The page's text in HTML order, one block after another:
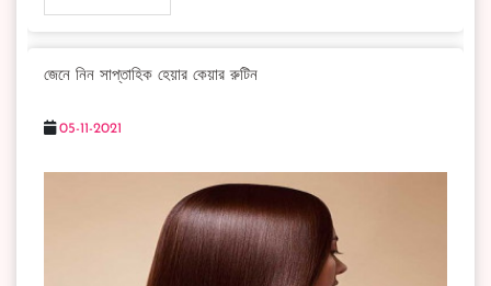
জেনে নিন সাপ্তাহিক হেয়ার কেয়ার রুটিন
05-11-2021